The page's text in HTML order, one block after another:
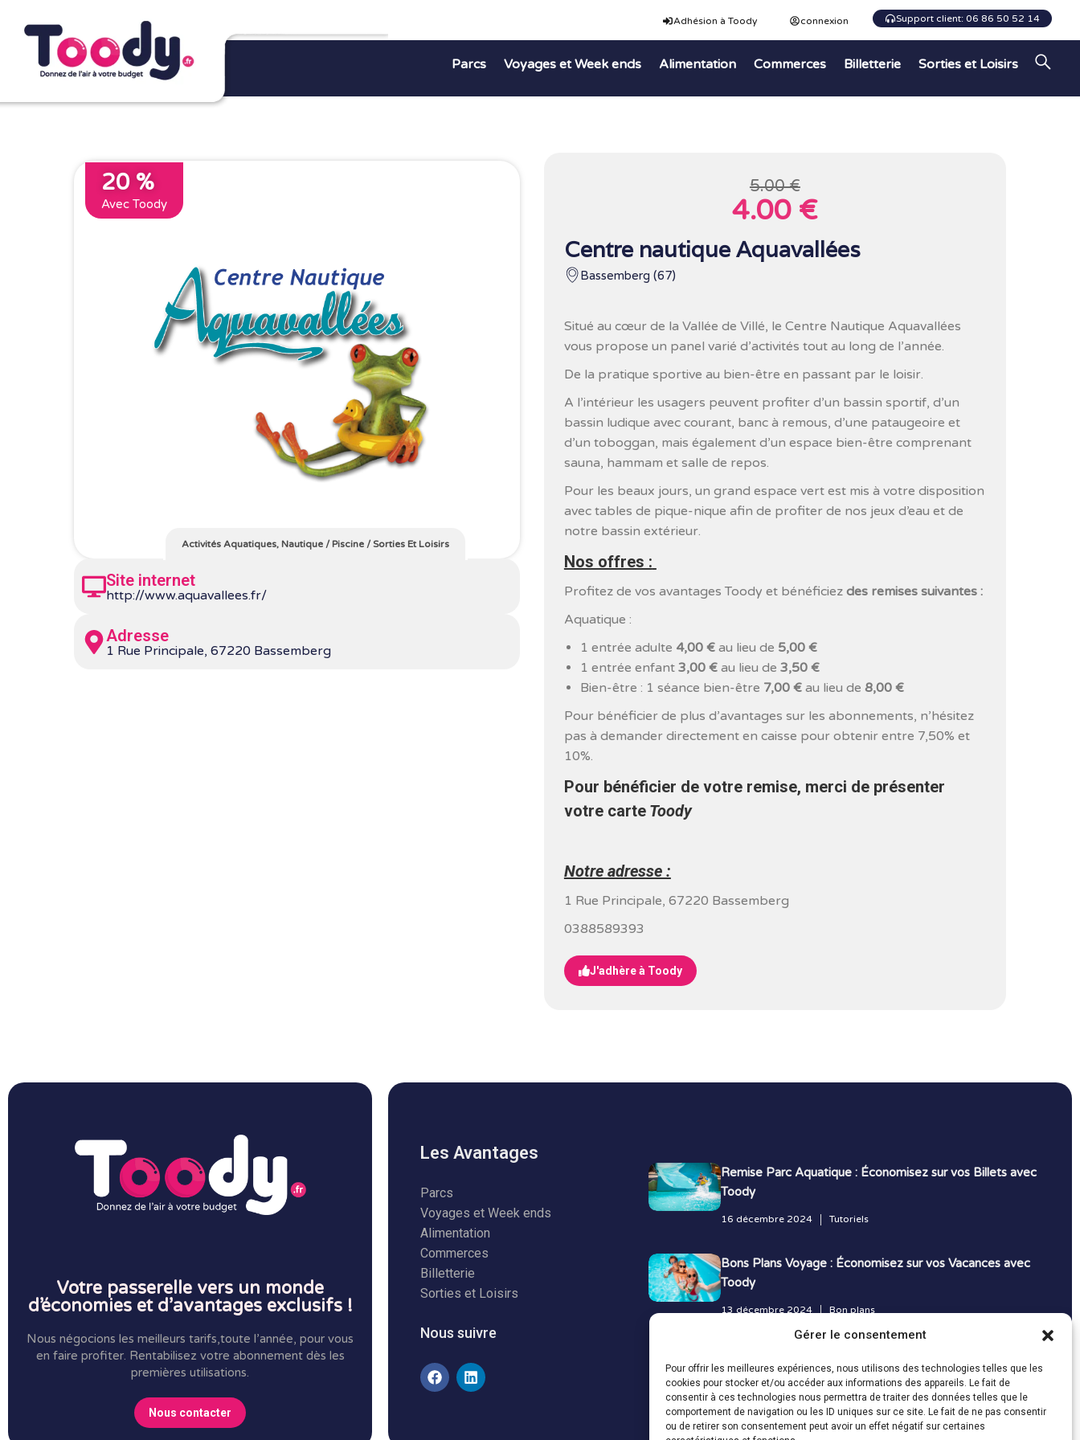
Gérer le consentement
Pour offrir les meilleures expériences, nous utilisons des technologies telles que les
cookies pour stocker et/ou accéder aux informations des appareils. Le fait de
consentir à ces technologies nous permettra de traiter des données telles que le
comportement de navigation ou les ID uniques sur ce site. Le fait de ne pas consentir
ou de retirer son consentement peut avoir un effet négatif sur certaines
Adhésion à Toody connexion Support client: 06 86 50 52 14
Parcs Voyages et Week ends Alimentation Commerces Billetterie Sorties et Loisirs
20 %
Avec Toody
Activités Aquatiques, Nautique/Piscine/Sorties Et Loisirs
Site internet
http://www.aquavallees.fr/
Adresse
1 Rue Principale, 67220 Bassemberg
5.00 €
4.00 €
Centre nautique Aquavallées
Bassemberg (67)
Situé au cœur de la Vallée de Villé, le Centre Nautique Aquavallées
vous propose un panel varié d’activités tout au long de l’année.
De la pratique sportive au bien-être en passant par le loisir.
A l’intérieur les usagers peuvent profiter d’un bassin sportif, d’un
bassin ludique avec courant, banc à remous, d’une pataugeoire et
d’un toboggan, mais également d’un espace bien-être comprenant
sauna, hammam et salle de repos.
Pour les beaux jours, un grand espace vert est mis à votre disposition
avec tables de pique-nique afin de profiter de nos jeux d’eau et de
notre bassin extérieur.
Nos offres :
Profitez de vos avantages Toody et bénéficiez des remises suivantes :
Aquatique :
1 entrée adulte 4,00 € au lieu de 5,00 €
1 entrée enfant 3,00 €au lieu de 3,50 €
Bien-être : 1 séance bien-être 7,00 €au lieu de 8,00 €
Pour bénéficier de plus d’avantages sur les abonnements, n’hésitez
pas à demander directement en caisse pour obtenir entre 7,50% et
10%.
Pour bénéficier de votre remise, merci de présenter
votre carteToody
Notre adresse :
1 Rue Principale, 67220 Bassemberg
0388589393
J'adhère à Toody
Votre passerelle vers un monde
d’économies et d’avantages exclusifs !
Nous négocions les meilleurs tarifs,toute l’année, pour vous
en faire profiter. Rentabilisez votre abonnement dès les
premières utilisations.
Nous contacter
Les Avantages
Parcs
Voyages et Week ends
Alimentation
Commerces
Billetterie
Sorties et Loisirs
Nous suivre
Remise Parc Aquatique : Économisez sur vos Billets avec
Toody
16 décembre 2024 Tutoriels
Bons Plans Voyage : Économisez sur vos Vacances avec
Toody
13 décembre 2024 Bon plans